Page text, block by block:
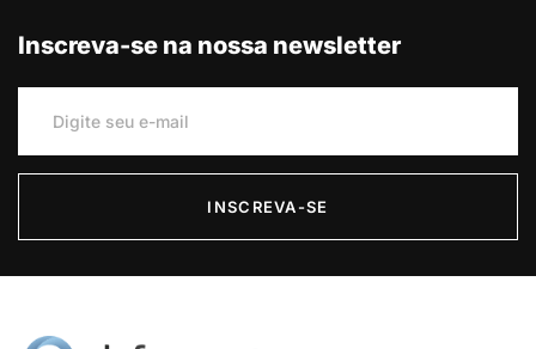
Inscreva-se na nossa newsletter
INSCREVA-SE